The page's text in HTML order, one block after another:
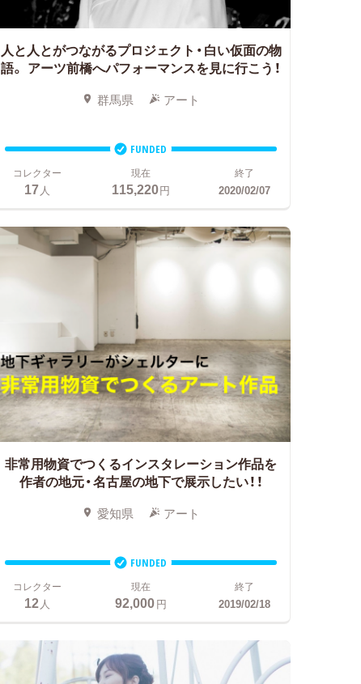
人と人とがつながるプロジェクト・白い仮面の物
語。 アーツ前橋へパフォーマンスを見に行こう！
群馬県 アート
FUNDED
コレクター
17人
現在
115,220円
終了
2020/02/07
非常用物資でつくるインスタレーション作品を
作者の地元・名古屋の地下で展示したい！！
愛知県 アート
FUNDED
コレクター
12人
現在
92,000円
終了
2019/02/18